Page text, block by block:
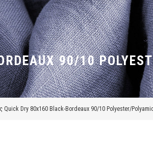
Quick Dry 80x160 Black-Bordeaux 90/10 Polyester/
90/10